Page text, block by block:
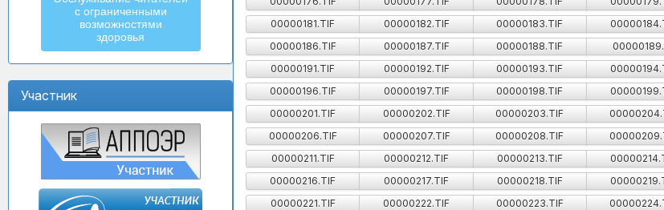
с ограниченными
возможностями
здоровья
Участник
00000181.TIF
00000182.TIF 00000183.TIF
00000186.TIF
00000187.TIF 00000188.TIF
00000191.TIF
00000192.TIF 00000193.TIF
00000196.TIF
00000197.TIF 00000198.TIF
00000201.TIF
00000202.TIF 00000203.TIF
00000206.TIF
00000207.TIF 00000208.TIF
00000211.TIF
00000212.TIF 00000213.TIF
00000216.TIF
00000217.TIF 00000218.TIF
00000221.TIF
00000222.TIF 00000223.TIF